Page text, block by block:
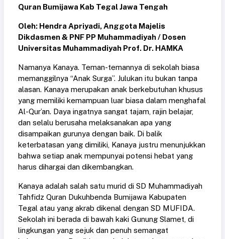
Quran Bumijawa Kab Tegal Jawa Tengah
Oleh: Hendra Apriyadi, Anggota Majelis
Dikdasmen & PNF PP Muhammadiyah / Dosen
Universitas Muhammadiyah Prof. Dr. HAMKA
Namanya Kanaya. Teman-temannya di sekolah biasa
memanggilnya “Anak Surga”. Julukan itu bukan tanpa
alasan. Kanaya merupakan anak berkebutuhan khusus
yang memiliki kemampuan luar biasa dalam menghafal
Al-Qur’an. Daya ingatnya sangat tajam, rajin belajar,
dan selalu berusaha melaksanakan apa yang
disampaikan gurunya dengan baik. Di balik
keterbatasan yang dimiliki, Kanaya justru menunjukkan
bahwa setiap anak mempunyai potensi hebat yang
harus dihargai dan dikembangkan.
Kanaya adalah salah satu murid di SD Muhammadiyah
Tahfidz Quran Dukuhbenda Bumijawa Kabupaten
Tegal atau yang akrab dikenal dengan SD MUFIDA.
Sekolah ini berada di bawah kaki Gunung Slamet, di
lingkungan yang sejuk dan penuh semangat